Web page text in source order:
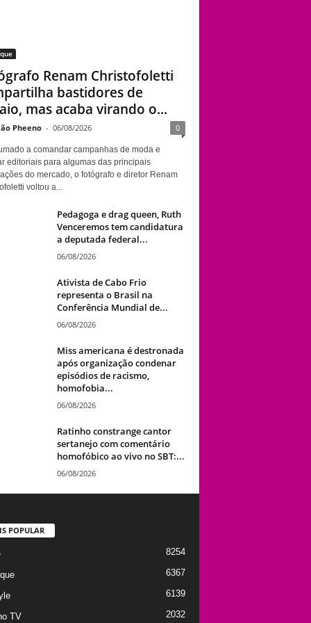
Renam Christofoletti
bastidores de
mas acaba virando o...
Pheeno - 06/08/2026 0
a comandar campanhas de moda e
editoriais para algumas das principais
do mercado, o fotógrafo e diretor Renam
voltou a...
Pedagoga e drag queen, Ruth
Venceremos tem candidatura
a deputada federal...
06/08/2026
Ativista de Cabo Frio
representa o Brasil na
Conferência Mundial de...
06/08/2026
Miss americana é destronada
após organização condenar
episódios de racismo,
homofobia...
06/08/2026
Ratinho constrange cantor
sertanejo com comentário
homofóbico ao vivo no SBT:...
06/08/2026
POPULAR
8254
6367
6139
TV 2032